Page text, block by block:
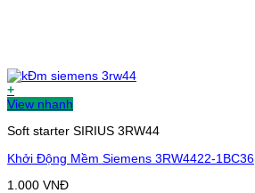
+
View nhanh
Soft starter SIRIUS 3RW44
Khởi Động Mềm Siemens 3RW4422-1BC36
1.000 VNĐ